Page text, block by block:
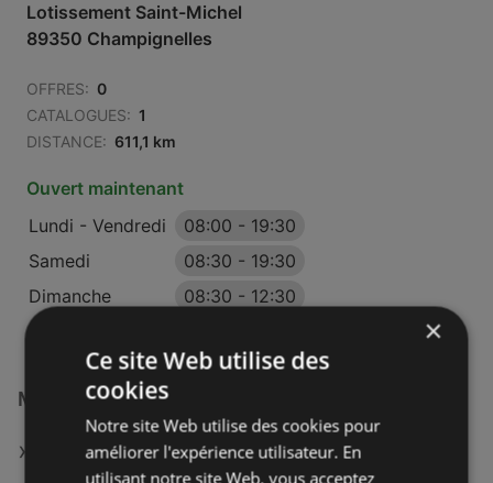
Lotissement Saint-Michel
89350 Champignelles
OFFRES: 0
CATALOGUES: 1
DISTANCE: 611,1 km
Ouvert maintenant
Lundi - Vendredi
08:00 - 19:30
Samedi
08:30 - 19:30
Dimanche
08:30 - 12:30
Magasins Maximarché à :
Maximarché à Moulins
×
Ce site Web utilise des
cookies
Notre site Web utilise des cookies pour
améliorer l'expérience utilisateur. En
utilisant notre site Web, vous acceptez